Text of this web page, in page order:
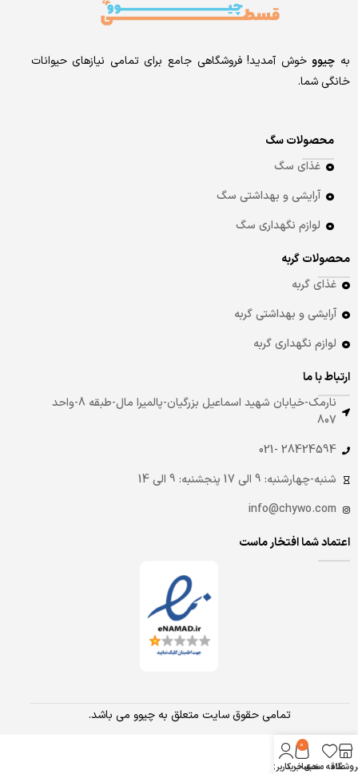
به چیوو خوش آمدید! فروشگاهی جامع برای تمامی نیازهای حیوانات
خانگی شما.
محصولات سگ
غذای سگ
آرایشی و بهداشتی سگ
لوازم نگهداری سگ
محصولات گربه
غذای گربه
آرایشی و بهداشتی گربه
لوازم نگهداری گربه
ارتباط با ما
نارمک-خیابان شهید اسماعیل بزرگیان-پالمیرا مال-طبقه 8-واحد
807
28424594 -021
شنبه-چهارشنبه: 9 الی 17 پنجشنبه: 9 الی 14
info@chywo.com
اعتماد شما افتخار ماست
تمامی حقوق سایت متعلق به چیوو می باشد.
علاقه مندی
0
سبد خرید
حساب کاربری من